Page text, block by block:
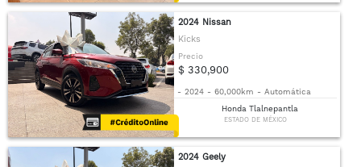
2024 Nissan
Kicks
Precio
$ 330,900
- 2024 - 60,000km - Automática
Honda Tlalnepantla
ESTADO DE MÉXICO
2024 Geely